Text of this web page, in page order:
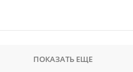
ПОКАЗАТЬ ЕЩЕ